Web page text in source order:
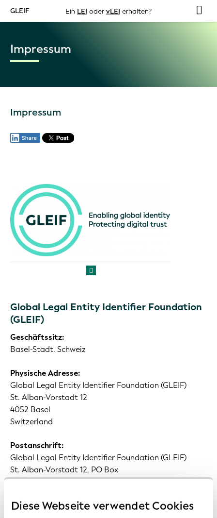
Diese Webseite verwendet Cookies
GLEIF Ein LEI oder vLEI erhalten?
Impressum
Impressum
Global Legal Entity Identifier Foundation
(GLEIF)
Geschäftssitz:
Basel-Stadt, Schweiz
Physische Adresse:
Global Legal Entity Identifier Foundation (GLEIF)
St. Alban-Vorstadt 12
4052 Basel
Switzerland
Postanschrift:
Global Legal Entity Identifier Foundation (GLEIF)
St. Alban-Vorstadt 12, PO Box
4002 Basel